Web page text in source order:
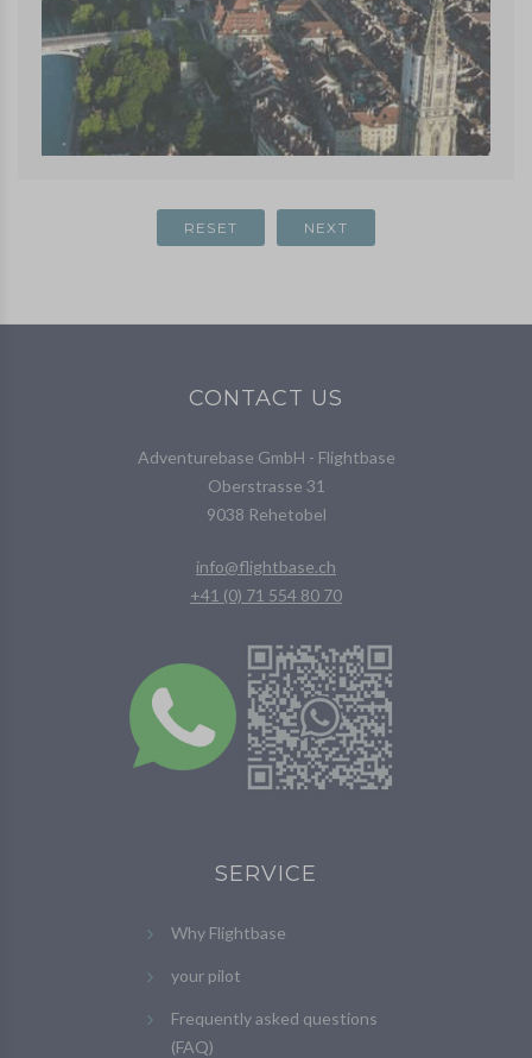
CONTACT US
Adventurebase GmbH - Flightbase
Oberstrasse 31
9038 Rehetobel
info@flightbase.ch
+41 (0) 71 554 80 70
SERVICE
Why Flightbase
your pilot
Frequently asked questions
(FAQ)